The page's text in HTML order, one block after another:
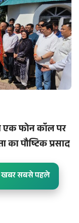
फोन कॉल पर
का पौष्टिक प्रसाद
खबर सबसे पहले